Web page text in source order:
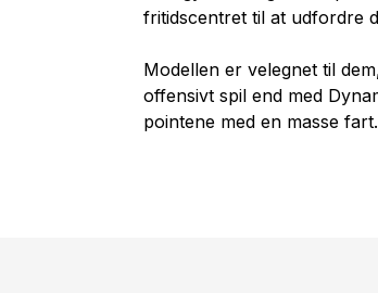
fritidscentret til at udfordre
Modellen er velegnet til
offensivt spil end med
pointene med en masse fart.